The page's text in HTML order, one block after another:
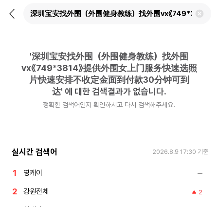
뒤
검
'深圳宝安找外围（外围健身教练）找外围
vx《749*3814》提供外围女上门服务快速选照
片快速安排不收定金面到付款30分钟可到
达' 에 대한 검색결과가 없습니다.
정확한 검색어인지 확인하시고 다시 검색해주세요.
실시간 검색어 2026.8.9 17:30 기준
영케이
강원전체 2